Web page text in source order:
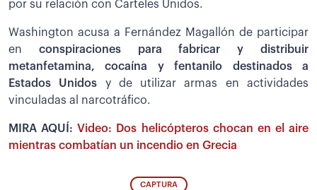
por su relación con Carteles Unidos.
Washington acusa a Fernández Magallón de participar
en conspiraciones para fabricar y distribuir
metanfetamina, cocaína y fentanilo destinados a
Estados Unidos y de utilizar armas en actividades
vinculadas al narcotráfico.
MIRA AQUÍ:Video: Dos helicópteros chocan en el aire
mientras combatían un incendio en Grecia
CAPTURA